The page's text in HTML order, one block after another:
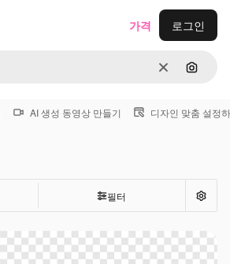
지우기이미지
가격 로그인
AI 생성 동영상 만들기 디자인 맞춤 설정
필터